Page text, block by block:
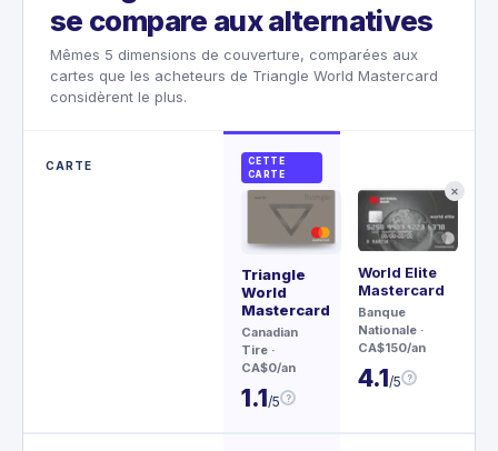
se compare aux alternatives
Mêmes 5 dimensions de couverture, comparées aux
cartes que les acheteurs de Triangle World Mastercard
considèrent le plus.
CARTE
CETTE
CARTE
Triangle
World
Mastercard
Canadian
Tire ·
CA$0/an
1.1/5 ?
✕
World Elite
Mastercard
Banque
Nationale ·
CA$150/an
4.1/5 ?